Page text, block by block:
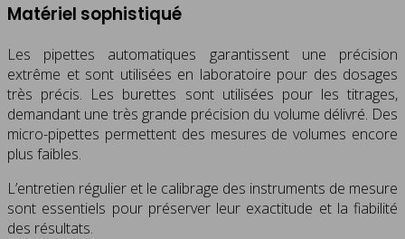
Matériel sophistiqué
Les pipettes automatiques garantissent une précision
extrême et sont utilisées en laboratoire pour des dosages
très précis. Les burettes sont utilisées pour les titrages,
demandant une très grande précision du volume délivré. Des
micro-pipettes permettent des mesures de volumes encore
plus faibles.
L’entretien régulier et le calibrage des instruments de mesure
sont essentiels pour préserver leur exactitude et la fiabilité
des résultats.